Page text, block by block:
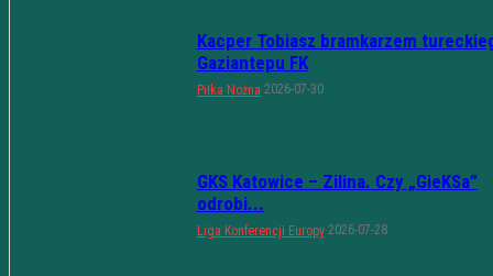
Kacper Tobiasz bramkarzem
Gaziantepu FK
Piłka Nożna 2026-07-30
GKS Katowice – Zilina. Czy „GieKSa”
odrobi...
Liga Konferencji Europy 2026-07-28